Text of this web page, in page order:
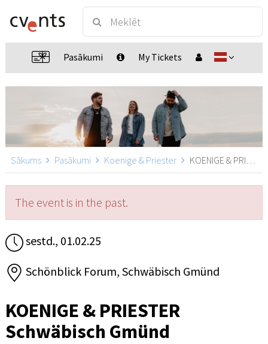
Pasākumi My Tickets
Sākums Pasākumi Koenige & Priester KOENIGE & PRIESTER Schwäbisch Gmünd, Schwäbisch Gmünd
The event is in the past.
sestd., 01.02.25
Schönblick Forum, Schwäbisch Gmünd
KOENIGE & PRIESTER
Schwäbisch Gmünd